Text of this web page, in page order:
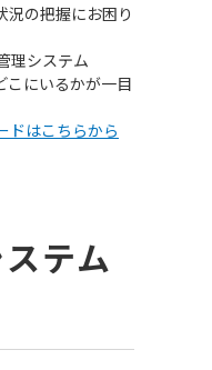
況の把握にお困り
理システム
こにいるかが一目
ドはこちらから
テム